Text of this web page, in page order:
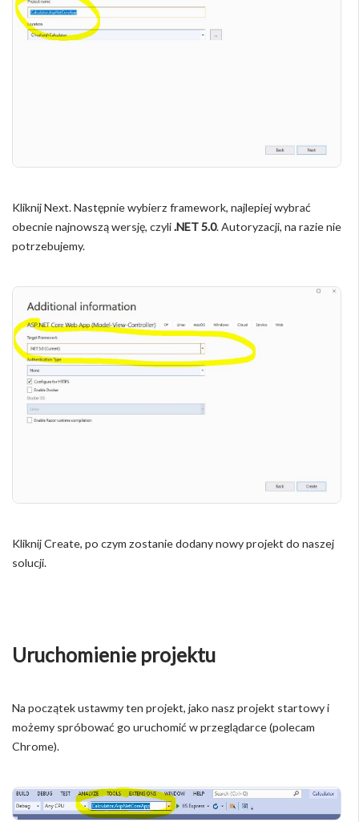
Kliknij Next. Następnie wybierz framework, najlepiej wybrać
obecnie najnowszą wersję, czyli.NET 5.0. Autoryzacji, na razie nie
potrzebujemy.
Kliknij Create, po czym zostanie dodany nowy projekt do naszej
solucji.
Uruchomienie projektu
Na początek ustawmy ten projekt, jako nasz projekt startowy i
możemy spróbować go uruchomić w przeglądarce (polecam
Chrome).